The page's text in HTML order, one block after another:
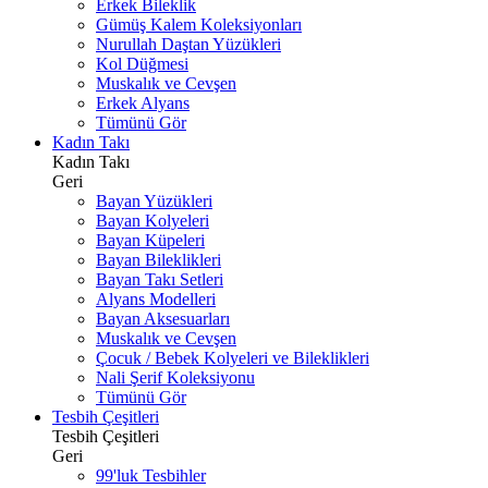
Erkek Bileklik
Gümüş Kalem Koleksiyonları
Nurullah Daştan Yüzükleri
Kol Düğmesi
Muskalık ve Cevşen
Erkek Alyans
Tümünü Gör
Kadın Takı
Kadın Takı
Geri
Bayan Yüzükleri
Bayan Kolyeleri
Bayan Küpeleri
Bayan Bileklikleri
Bayan Takı Setleri
Alyans Modelleri
Bayan Aksesuarları
Muskalık ve Cevşen
Çocuk / Bebek Kolyeleri ve Bileklikleri
Nali Şerif Koleksiyonu
Tümünü Gör
Tesbih Çeşitleri
Tesbih Çeşitleri
Geri
99'luk Tesbihler